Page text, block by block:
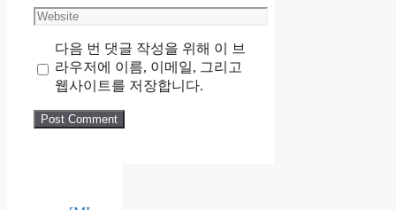
Website
다음 번 댓글 작성을 위해 이 브
라우저에 이름, 이메일, 그리고
웹사이트를 저장합니다.